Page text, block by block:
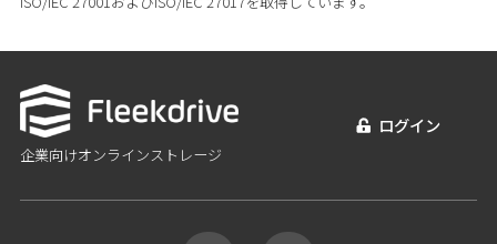
企業向けオンラインストレージ
ログイン